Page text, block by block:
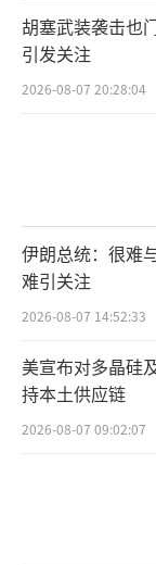
胡塞武装袭击也
引发关注
2026-08-07 20:28:04
伊朗总统：很难
难引关注
2026-08-07 14:52:33
美宣布对多晶硅
持本土供应链
2026-08-07 09:02:07